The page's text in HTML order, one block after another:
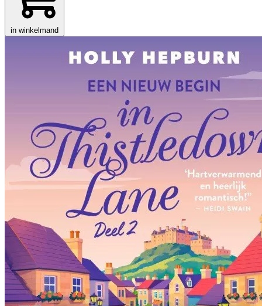
in winkelmand